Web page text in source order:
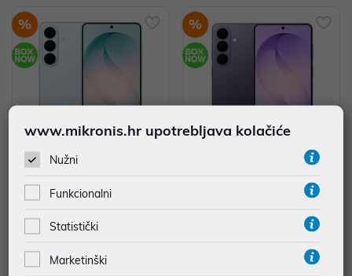
%
Samsung Galaxy S26+ 12/256G
B SKY BLUE SM-S947BLBDEUE
1.059,00 €
*najniža cijena u prethodnih 30 dana
%
Samsung Galaxy S26+ 12/256G
B COBALT VIOLET SM-S947BZV
*najniža cijena u prethodnih 30 dana
www.mikronis.hr upotrebljava kolačiće
Nužni
Funkcionalni
Statistički
Marketinški